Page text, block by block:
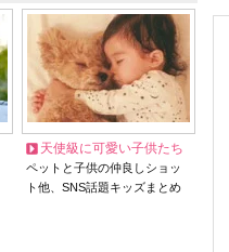
天使級に可愛い子供たち
ペットと子供の仲良しショッ
ト他、SNS話題キッズまとめ